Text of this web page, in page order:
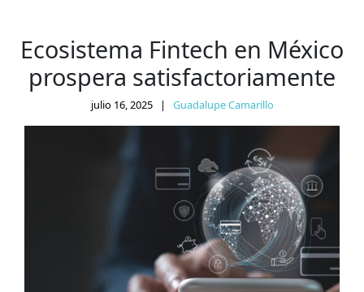
Ecosistema Fintech en México
prospera satisfactoriamente
julio 16, 2025 | Guadalupe Camarillo